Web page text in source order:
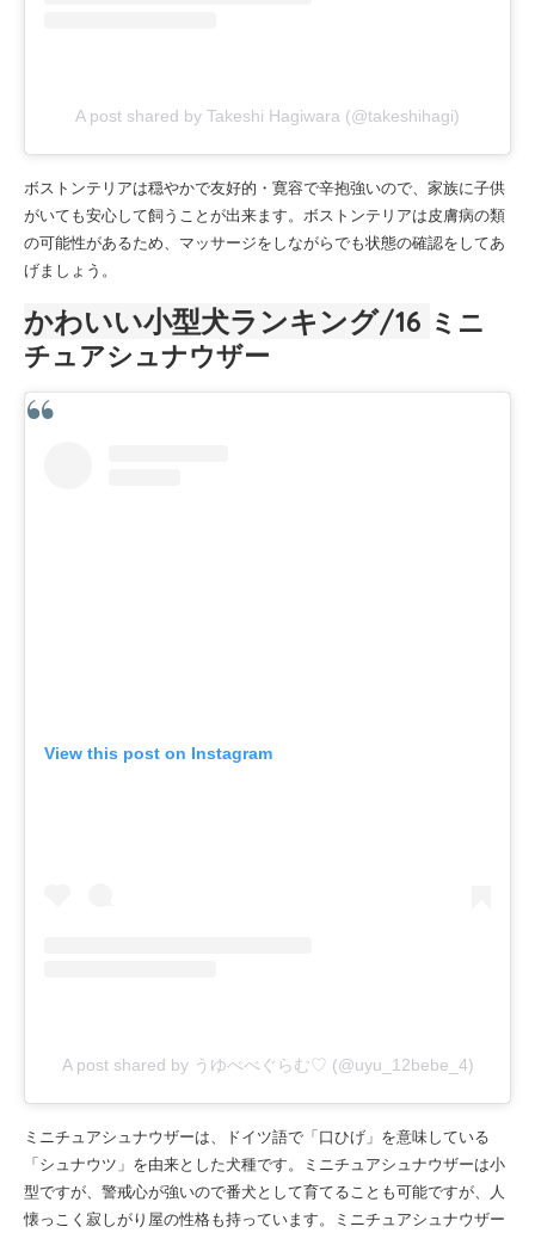
A post shared by Takeshi Hagiwara (@takeshihagi)
ボストンテリアは穏やかで友好的・寛容で辛抱強いので、家族に子供
がいても安心して飼うことが出来ます。ボストンテリアは皮膚病の類
の可能性があるため、マッサージをしながらでも状態の確認をしてあ
げましょう。
かわいい小型犬ランキング/16 ミニ
チュアシュナウザー
View this post on Instagram
A post shared by うゆべべぐらむ♡ (@uyu_12bebe_4)
ミニチュアシュナウザーは、ドイツ語で「口ひげ」を意味している
「シュナウツ」を由来とした犬種です。ミニチュアシュナウザーは小
型ですが、警戒心が強いので番犬として育てることも可能ですが、人
懐っこく寂しがり屋の性格も持っています。ミニチュアシュナウザー